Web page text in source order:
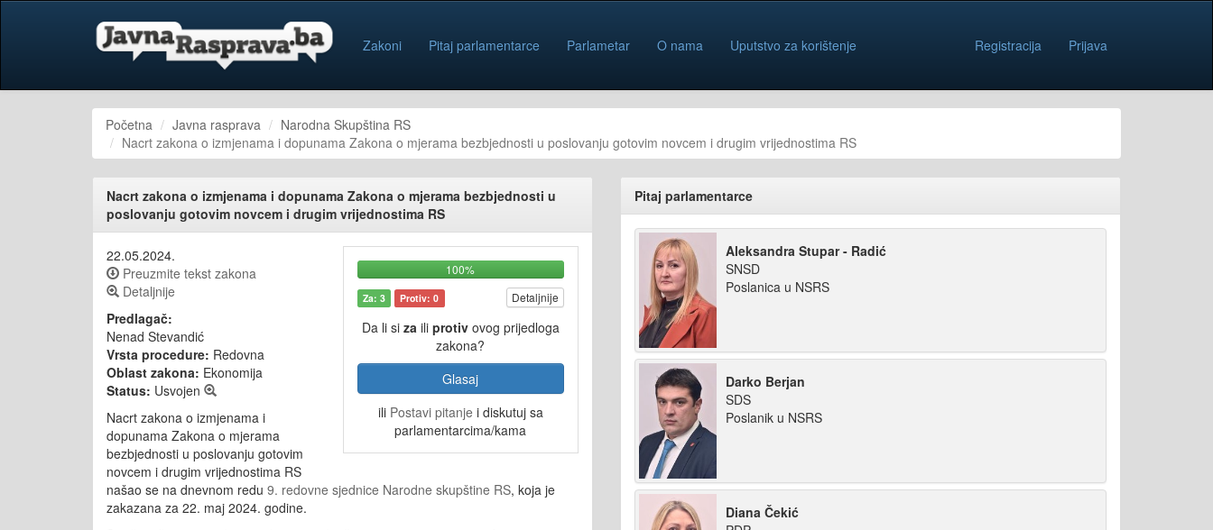
Zakoni Pitaj parlamentarce Parlametar O nama Uputstvo za korištenje Registracija Prijava
Početna Javna rasprava
Narodna Skupština RS
Nacrt zakona o izmjenama i dopunama Zakona o mjerama bezbjednosti u poslovanju gotovim novcem i drugim vrijednostima RS
Nacrt zakona o izmjenama i dopunama Zakona o mjerama bezbjednosti u
poslovanju gotovim novcem i drugim vrijednostima RS
100%
Za: 3 Protiv: 0 Detaljnije
Da li si zaili protivovog prijedloga
zakona?
Glasaj
ili Postavi pitanje i diskutuj sa
parlamentarcima/kama
22.05.2024.
Preuzmite tekst zakona
Detaljnije
Predlagač:
Nenad Stevandić
Vrsta procedure: Redovna
Oblast zakona: Ekonomija
Status: Usvojen
Nacrt zakona o izmjenama i
dopunama Zakona o mjerama
bezbjednosti u poslovanju gotovim
novcem i drugim vrijednostima RS
našao se na dnevnom redu 9. redovne sjednice Narodne skupštine RS, koja je
zakazana za 22. maj 2024. godine.
Pitaj parlamentarce
Aleksandra Stupar - Radić
SNSD
Poslanica u NSRS
Darko Berjan
SDS
Poslanik u NSRS
Diana Čekić